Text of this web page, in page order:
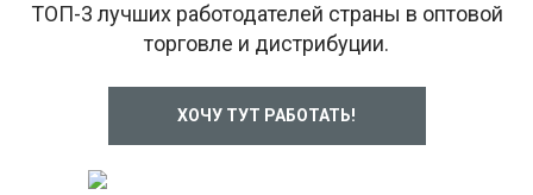
ТОП-3 лучших работодателей страны в оптовой
торговле и дистрибуции.
ХОЧУ ТУТ РАБОТАТЬ!